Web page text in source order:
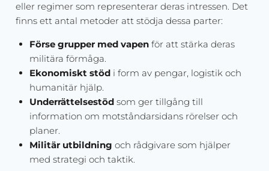
eller regimer som representerar deras intressen. Det
finns ett antal metoder att stödja dessa parter:
Förse grupper med vapenför att stärka deras
militära förmåga.
Ekonomiskt stödi form av pengar, logistik och
humanitär hjälp.
Underrättelsestödsom ger tillgång till
information om motståndarsidans rörelser och
planer.
Militär utbildning och rådgivare som hjälper
med strategi och taktik.